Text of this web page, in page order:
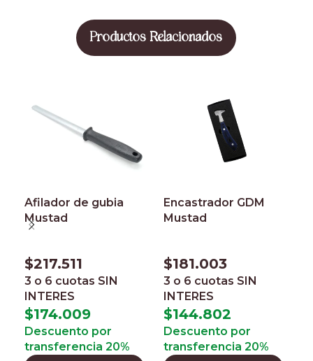
Productos Relacionados
Afilador de gubia
Mustad
$217.511
3 o 6 cuotas SIN
INTERES
$174.009
Descuento por
transferencia 20%
Encastrador GDM
Mustad
$181.003
3 o 6 cuotas SIN
INTERES
$144.802
Descuento por
transferencia 20%